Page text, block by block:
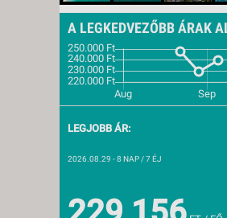
A LEGKEDVEZŐBB ÁRAK
LEGJOBB ÁR:
2026.08.29 - 8 NAP / 7 ÉJ